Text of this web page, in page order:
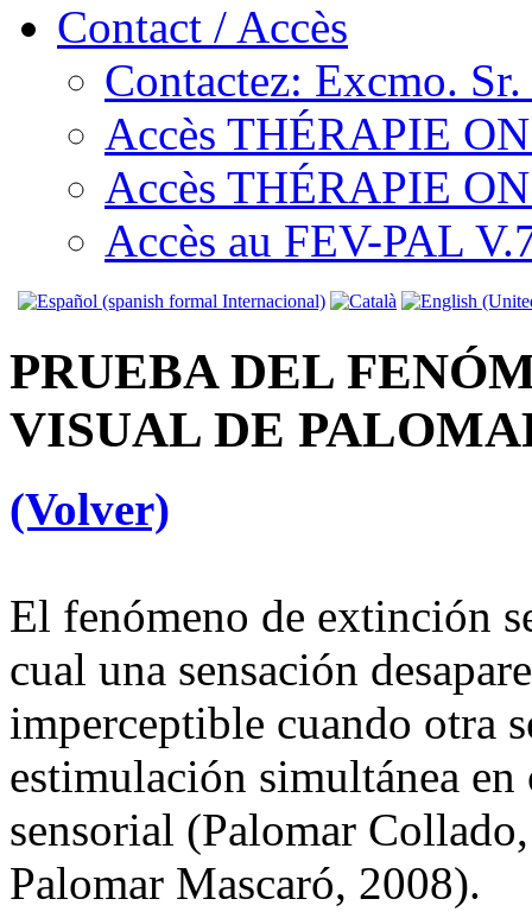
Contact / Accès
Contactez: Excmo.
Accès THÉRAPIE
Accès THÉRAPIE
Accès au FEV-PAL
PRUEBA DEL
VISUAL DE
(Volver)
El fenómeno de extinción
cual una sensación
imperceptible cuando otra
estimulación simultánea
sensorial (Palomar
Palomar Mascaró, 2008).